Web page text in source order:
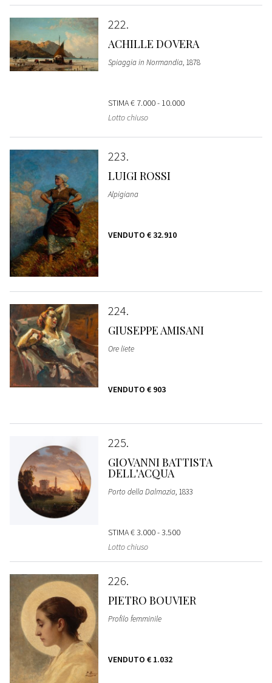
222
ACHILLE DOVERA
Spiaggia in Normandia, 1878
STIMA€ 7.000 - 10.000
Lotto chiuso
223
LUIGI ROSSI
Alpigiana
VENDUTO € 32.910
224
GIUSEPPE AMISANI
Ore liete
VENDUTO € 903
225
GIOVANNI BATTISTA
DELL'ACQUA
Porto della Dalmazia, 1833
STIMA€ 3.000 - 3.500
Lotto chiuso
226
PIETRO BOUVIER
Profilo femminile
VENDUTO € 1.032